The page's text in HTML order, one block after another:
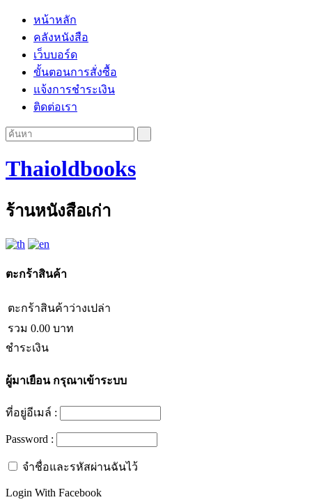
หน้าหลัก
คลังหนังสือ
เว็บบอร์ด
ขั้นตอนการสั่งซื้อ
แจ้งการชำระเงิน
ติดต่อเรา
Thaioldbooks
ร้านหนังสือเก่า
ตะกร้าสินค้า
ตะกร้าสินค้าว่างเปล่า
รวม 0.00 บาท
ชำระเงิน
ผู้มาเยือนกรุณาเข้าระบบ
ที่อยู่อีเมล์ :
Password :
จำชื่อและรหัสผ่านฉันไว้
Login With Facebook